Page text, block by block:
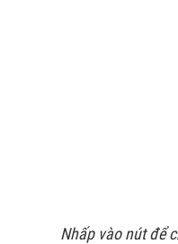
Nhấp vào nút để